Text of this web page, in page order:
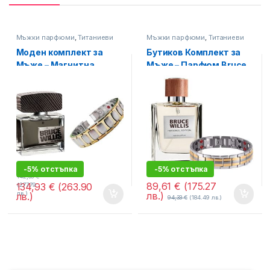
Мъжки парфюми,Титаниеви
Моден комплект за
Мъже – Магнитна
+ Парфюм Bruce Willis
-5% отстъпка
134,93 € (263.90
лв.)
142,03€
(277.79
лв.)
Мъжки парфюми, Титаниеви
Бутиков Комплект за
Мъже – Парфюм Bruce
Willis Personal Edition +
Магнитна Гривна от
Титан Т-273
-5% отстъпка
89,61€ (175.27
лв.)
94,33€ (184.49 лв.)